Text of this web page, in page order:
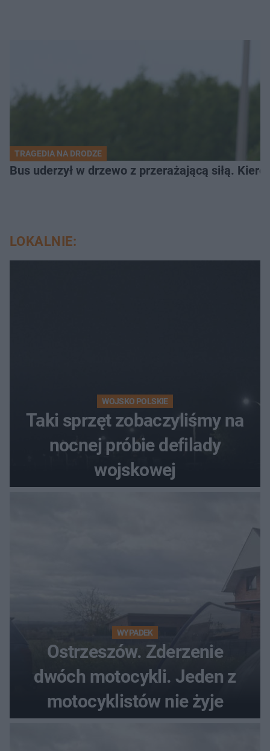
TRAGEDIA NA DRODZE
Bus uderzył w drzewo z przerażającą siłą.
LOKALNIE:
WOJSKO POLSKIE
Taki sprzęt zobaczyliśmy na
nocnej próbie defilady
wojskowej
WYPADEK
Ostrzeszów. Zderzenie
dwóch motocykli. Jeden z
motocyklistów nie żyje